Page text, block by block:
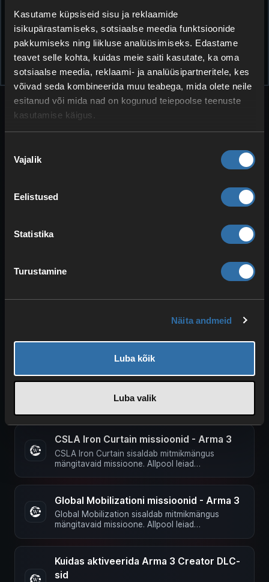
Kasutame küpsiseid sisu ja reklaamide
isikupärastamiseks, sotsiaalse meedia funktsioonide
pakkumiseks ning liikluse analüüsimiseks. Edastame
teavet selle kohta, kuidas meie saiti kasutate, ka oma
sotsiaalse meedia, reklaami- ja analüüsipartneritele, kes
võivad seda kombineerida muu teabega, mida olete neile
esitanud või mida nad on kogunud teiepoolse teenuste
kasutamise käigus.
valik
Vajalik
Eelistused
Statistika
Turustamine
Näita andmeid
Luba kõik
Luba valik
Seejärel saad mängusiseselt käsuga#loginilma
parooli sisestamata serverisse administraatorina
sisse logida.
välja lugeda. Näiteks kasutame modi CBA (
Community Based Addons ). …
Arma 3 saadaolevate missioonide loend. Vasak
Arma 3: kohandatud raskusastme
seadistamine
individuaalselt kohandada. Järgnevalt näitame
sulle, kuidas kohandada …
CSLA Iron Curtain missioonid - Arma 3
CSLA Iron Curtain sisaldab mitmikmängus
mängitavaid missioone. Allpool leiad
Global Mobilizationi missioonid - Arma 3
Global Mobilization sisaldab mitmikmängus
mängitavaid missioone. Allpool leiad
Kuidas aktiveerida Arma 3 Creator DLC-
sid